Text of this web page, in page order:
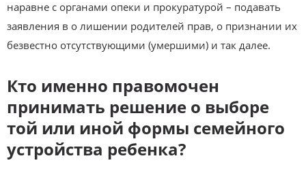
наравне с органами опеки и прокуратурой – подавать
заявления в о лишении родителей прав, о признании их
безвестно отсутствующими (умершими) и так далее.
Кто именно правомочен
принимать решение о выборе
той или иной формы семейного
устройства ребенка?